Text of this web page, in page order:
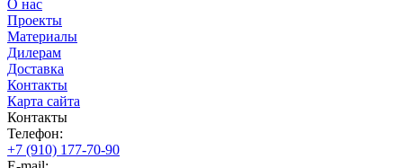
О нас
Проекты
Материалы
Дилерам
Доставка
Контакты
Карта сайта
Контакты
Телефон:
+7 (910) 177-70-90